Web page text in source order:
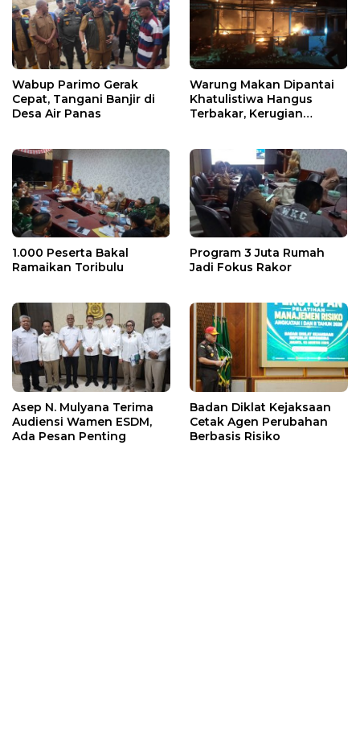
Wabup Parimo Gerak
Cepat, Tangani Banjir di
Desa Air Panas
Warung Makan Dipantai
Khatulistiwa Hangus
Terbakar, Kerugian
1.000 Peserta Bakal
Ramaikan Toribulu
Program 3 Juta Rumah
Jadi Fokus Rakor
Asep N. Mulyana Terima
Audiensi Wamen ESDM,
Ada Pesan Penting
Badan Diklat Kejaksaan
Cetak Agen Perubahan
Berbasis Risiko